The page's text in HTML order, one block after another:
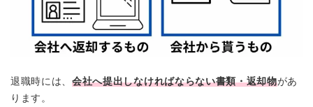
退職時には、会社へ提出しなければならない書類・返却物があ
ります。